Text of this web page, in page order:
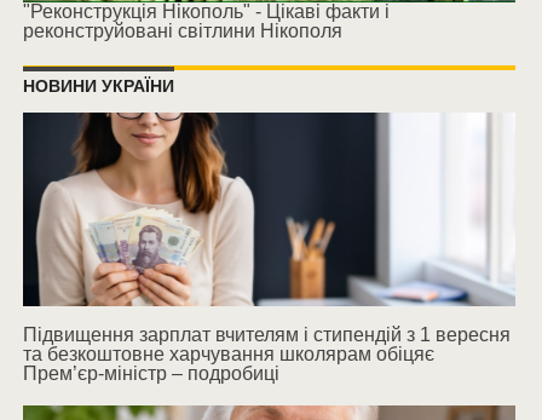
"Реконструкція Нікополь" - Цікаві факти і
реконструйовані світлини Нікополя
НОВИНИ УКРАЇНИ
Підвищення зарплат вчителям і стипендій з 1 вересня
та безкоштовне харчування школярам обіцяє
Прем’єр-міністр – подробиці